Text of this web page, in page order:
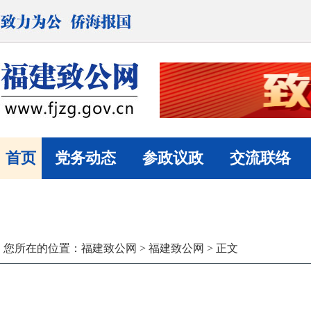
首页 党务动态 参政议政 交流联络
您所在的位置： 福建致公网 > 福建致公网 > 正文